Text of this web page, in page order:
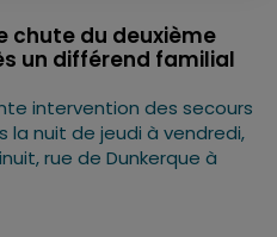
chute du deuxième
un différend familial
intervention des secours
la nuit de jeudi à vendredi,
rue de Dunkerque à